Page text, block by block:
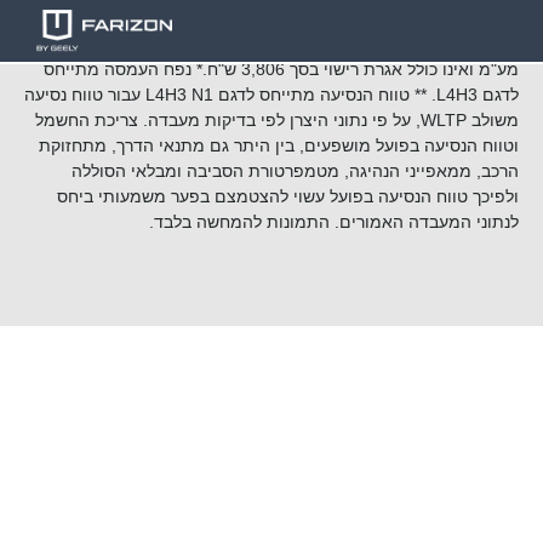
המחיר מתייחס לדגם L2H1 N1 לפי מחירון 22501 ,מחיר הרכב כולל
מע"מ ואינו כולל אגרת רישוי בסך 3,806 ש"ח.* נפח העמסה מתייחס
לדגם L4H3. ** טווח הנסיעה מתייחס לדגם L4H3 N1 עבור טווח נסיעה
משולב WLTP, על פי נתוני היצרן לפי בדיקות מעבדה. צריכת החשמל
וטווח הנסיעה בפועל מושפעים, בין היתר גם מתנאי הדרך, מתחזוקת
הרכב, ממאפייני הנהיגה, מטמפרטורת הסביבה ומבלאי הסוללה
ולפיכך טווח הנסיעה בפועל עשוי להצטמצם בפער משמעותי ביחס
לנתוני המעבדה האמורים. התמונות להמחשה בלבד.